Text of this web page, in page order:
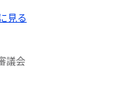
見る
議会